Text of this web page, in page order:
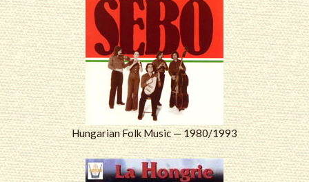
Hungarian Folk Music — 1980/1993